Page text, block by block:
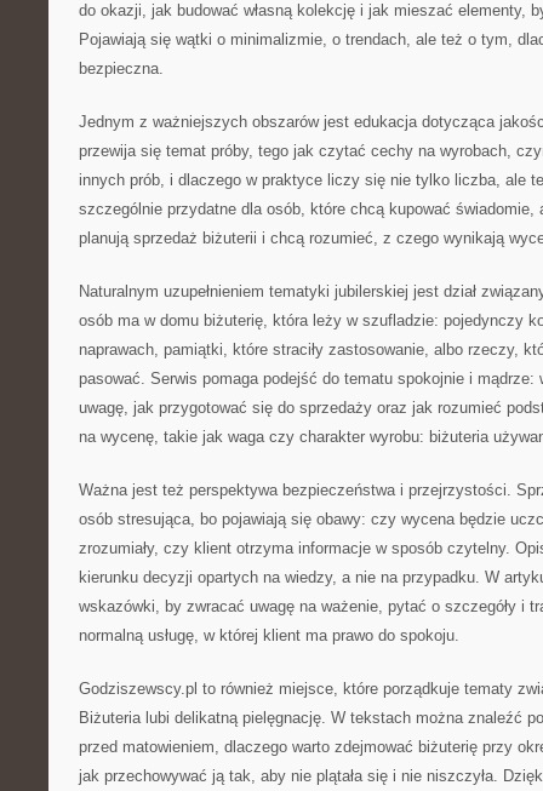
do okazji, jak budować własną kolekcję i jak mieszać elementy,
Pojawiają się wątki o minimalizmie, o trendach, ale też o tym,
bezpieczna.
Jednym z ważniejszych obszarów jest edukacja dotycząca
przewija się temat próby, tego jak czytać cechy na wyrobach,
innych prób, i dlaczego w praktyce liczy się nie tylko liczba, ale
szczególnie przydatne dla osób, które chcą kupować
planują sprzedaż biżuterii i chcą rozumieć, z czego wynikają
Naturalnym uzupełnieniem tematyki jubilerskiej jest dział
osób ma w domu biżuterię, która leży w szufladzie: pojedynczy
naprawach, pamiątki, które straciły zastosowanie, albo rzeczy,
pasować. Serwis pomaga podejść do tematu spokojnie i mądrze:
uwagę, jak przygotować się do sprzedaży oraz jak rozumieć
na wycenę, takie jak waga czy charakter wyrobu: biżuteria
Ważna jest też perspektywa bezpieczeństwa i przejrzystości.
osób stresująca, bo pojawiają się obawy: czy wycena będzie
zrozumiały, czy klient otrzyma informacje w sposób czytelny.
kierunku decyzji opartych na wiedzy, a nie na przypadku. W
wskazówki, by zwracać uwagę na ważenie, pytać o szczegóły i
normalną usługę, w której klient ma prawo do spokoju.
Godziszewscy.pl to również miejsce, które porządkuje tematy
Biżuteria lubi delikatną pielęgnację. W tekstach można znaleźć
przed matowieniem, dlaczego warto zdejmować biżuterię przy
jak przechowywać ją tak, aby nie plątała się i nie niszczyła.